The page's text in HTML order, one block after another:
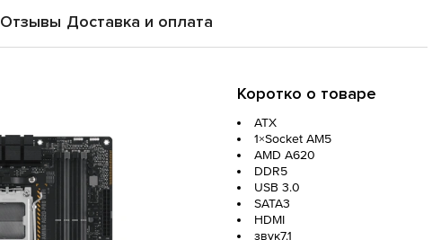
Отзывы Доставка и оплата
Коротко о товаре
ATX
1×Socket AM5
AMD A620
DDR5
USB 3.0
SATA3
HDMI
звук7.1